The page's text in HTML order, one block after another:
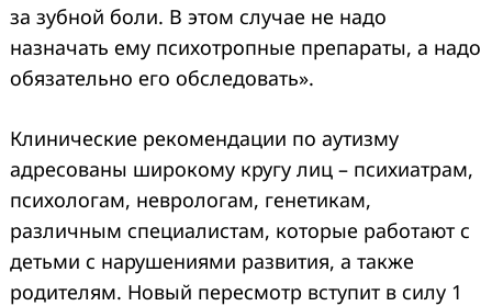
за зубной боли. В этом случае не надо
назначать ему психотропные препараты, а надо
обязательно его обследовать».
Клинические рекомендации по аутизму
адресованы широкому кругу лиц – психиатрам,
психологам, неврологам, генетикам,
различным специалистам, которые работают с
детьми с нарушениями развития, а также
родителям. Новый пересмотр вступит в силу 1